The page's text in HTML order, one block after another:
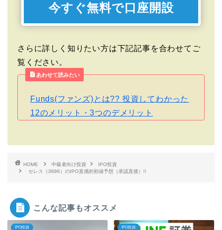
今すぐ無料で口座開設
さらに詳しく知りたい方は下記記事を合わせてご
覧ください。
あわせて読みたい
Funds(ファンズ)とは?? 投資してわかった
12のメリット・3つのデメリット
HOME 中級者向け投資
IPO投資
セレス（3696）のIPO直感的初値予想（承認直後）!!
こんな記事もオススメ
IPO投資 IPO投資